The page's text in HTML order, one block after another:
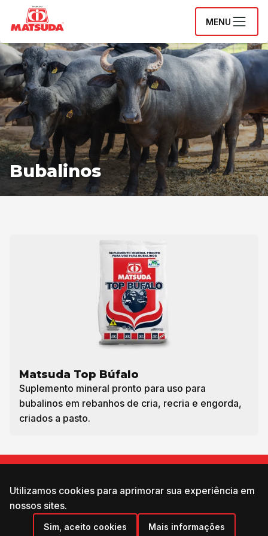
Utilizamos cookies para aprimorar sua experiência em
nossos sites.
Sim, aceito cookies Mais informações
MENU
Bubalinos
Matsuda Top Búfalo
Suplemento mineral pronto para uso para
bubalinos em rebanhos de cria, recria e engorda,
criados a pasto.
Entre em Contato
Idioma: